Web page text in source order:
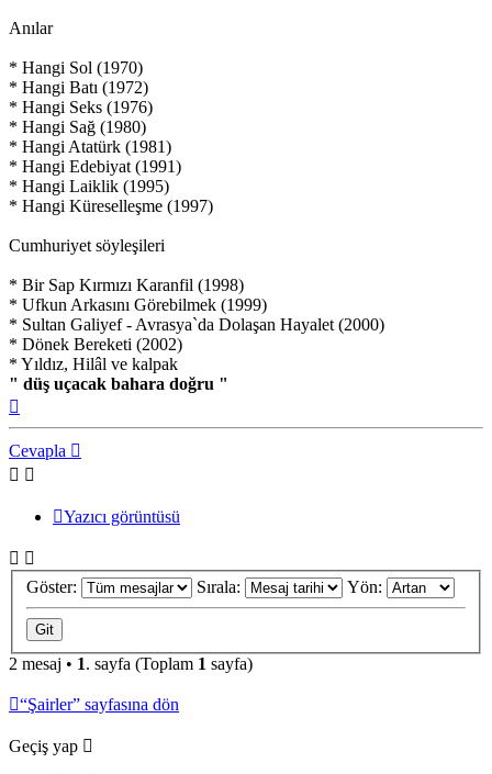
Anılar
* Hangi Sol (1970)
* Hangi Batı (1972)
* Hangi Seks (1976)
* Hangi Sağ (1980)
* Hangi Atatürk (1981)
* Hangi Edebiyat (1991)
* Hangi Laiklik (1995)
* Hangi Küreselleşme (1997)
Cumhuriyet söyleşileri
* Bir Sap Kırmızı Karanfil (1998)
* Ufkun Arkasını Görebilmek (1999)
* Sultan Galiyef - Avrasya`da Dolaşan Hayalet (2000)
* Dönek Bereketi (2002)
* Yıldız, Hilâl ve kalpak
" düş uçacak bahara doğru "
Cevapla
Yazıcı görüntüsü
Göster: Sırala: Yön:
2 mesaj • 1. sayfa (Toplam 1 sayfa)
“Şairler” sayfasına dön
Geçiş yap